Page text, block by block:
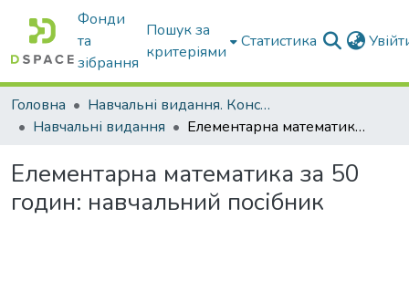
Фонди
та
зібрання
Пошук за
критеріями
Статистика
Головна
Навчальні видання. Конспекти лекцій
Навчальні видання
Елементарна математика за 50 годин: навчальний посібник
Елементарна математика за 50
годин: навчальний посібник